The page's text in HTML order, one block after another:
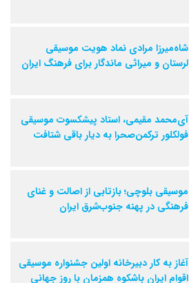
شاه‌میرزا مرادی نماد هویت موسیقی
لرستان و میراثی ماندگار برای فرهنگ ایران
آی‌محمد مقیمی، استاد پیشکسوت موسیقی
فولکلور ترکمن‌صحرا به دیار باقی شتافت
موسیقی بلوچی؛ بازتابی از اصالت و غنای
فرهنگی در پهنه جنوب‌شرق ایران
آغاز به کار دبیرخانه اولین جشنواره موسیقی
اقوام ایران باشکوه همزمان با روز جهانی